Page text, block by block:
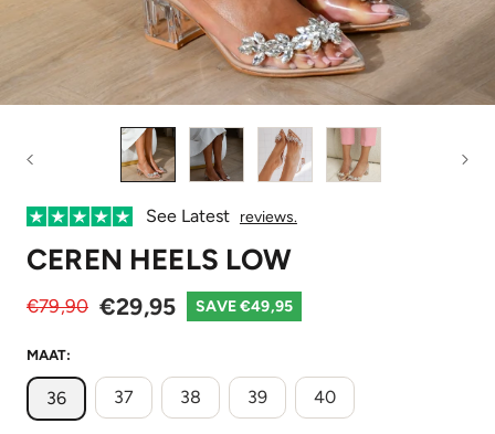
See Latest reviews.
CEREN HEELS LOW
€79,90 €29,95 SAVE €49,95
MAAT:
36 37 38 39 40